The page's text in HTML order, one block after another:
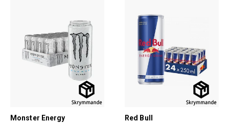
Monster Energy
Red Bull